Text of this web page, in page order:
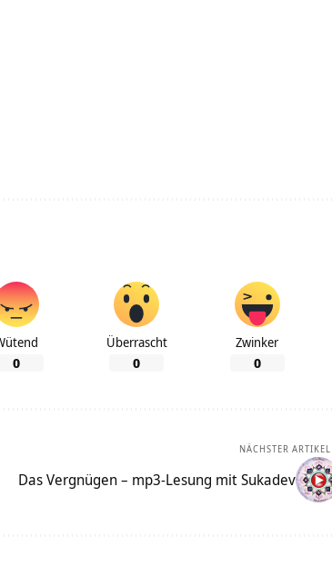
0
Überrascht
0
Zwinker
0
NÄCHSTER ARTIKEL
Das Vergnügen – mp3-Lesung mit Sukadev